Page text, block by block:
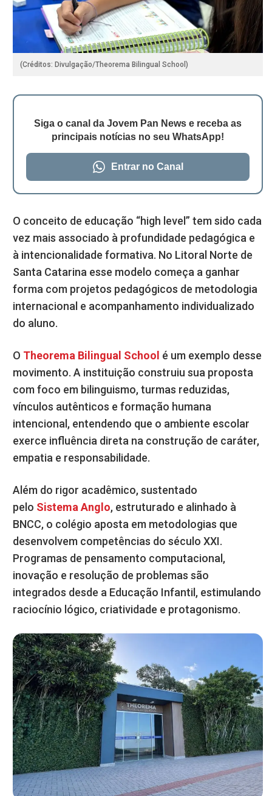
(Créditos: Divulgação/Theorema Bilingual School)
Siga o canal da Jovem Pan News e receba as
principais notícias no seu WhatsApp!
Entrar no Canal
O conceito de educação “high level” tem sido cada
vez mais associado à profundidade pedagógica e
à intencionalidade formativa. No Litoral Norte de
Santa Catarina esse modelo começa a ganhar
forma com projetos pedagógicos de metodologia
internacional e acompanhamento individualizado
do aluno.
O Theorema Bilingual School é um exemplo desse
movimento. A instituição construiu sua proposta
com foco em bilinguismo, turmas reduzidas,
vínculos autênticos e formação humana
intencional, entendendo que o ambiente escolar
exerce influência direta na construção de caráter,
empatia e responsabilidade.
Além do rigor acadêmico, sustentado
pelo Sistema Anglo, estruturado e alinhado à
BNCC, o colégio aposta em metodologias que
desenvolvem competências do século XXI.
Programas de pensamento computacional,
inovação e resolução de problemas são
integrados desde a Educação Infantil, estimulando
raciocínio lógico, criatividade e protagonismo.